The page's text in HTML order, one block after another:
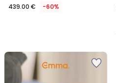
439.00 € -60%